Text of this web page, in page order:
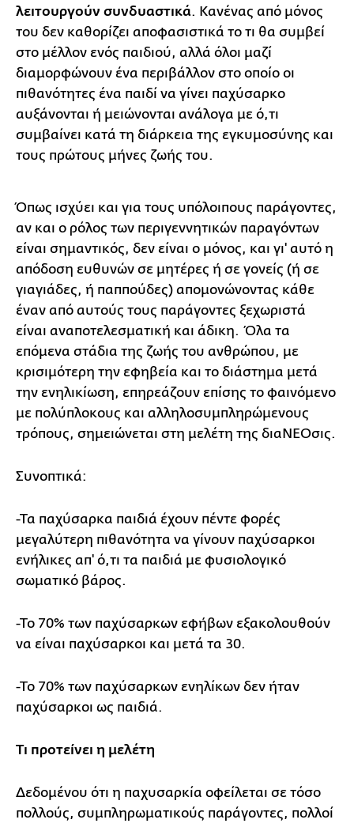
λειτουργούν συνδυαστικά. Κανένας από μόνος
του δεν καθορίζει αποφασιστικά το τι θα συμβεί
στο μέλλον ενός παιδιού, αλλά όλοι μαζί
διαμορφώνουν ένα περιβάλλον στο οποίο οι
πιθανότητες ένα παιδί να γίνει παχύσαρκο
αυξάνονται ή μειώνονται ανάλογα με ό,τι
συμβαίνει κατά τη διάρκεια της εγκυμοσύνης και
τους πρώτους μήνες ζωής του.
Όπως ισχύει και για τους υπόλοιπους παράγοντες,
αν και ο ρόλος των περιγεννητικών παραγόντων
είναι σημαντικός, δεν είναι ο μόνος, και γι' αυτό η
απόδοση ευθυνών σε μητέρες ή σε γονείς (ή σε
γιαγιάδες, ή παππούδες) απομονώνοντας κάθε
έναν από αυτούς τους παράγοντες ξεχωριστά
είναι αναποτελεσματική και άδικη. Όλα τα
επόμενα στάδια της ζωής του ανθρώπου, με
κρισιμότερη την εφηβεία και το διάστημα μετά
την ενηλικίωση, επηρεάζουν επίσης το φαινόμενο
με πολύπλοκους και αλληλοσυμπληρώμενους
τρόπους, σημειώνεται στη μελέτη της διαΝΕΟσις.
Συνοπτικά:
-Τα παχύσαρκα παιδιά έχουν πέντε φορές
μεγαλύτερη πιθανότητα να γίνουν παχύσαρκοι
ενήλικες απ' ό,τι τα παιδιά με φυσιολογικό
σωματικό βάρος.
-Το 70% των παχύσαρκων εφήβων εξακολουθούν
να είναι παχύσαρκοι και μετά τα 30.
-Το 70% των παχύσαρκων ενηλίκων δεν ήταν
παχύσαρκοι ως παιδιά.
Τι προτείνει η μελέτη
Δεδομένου ότι η παχυσαρκία οφείλεται σε τόσο
πολλούς, συμπληρωματικούς παράγοντες, πολλοί